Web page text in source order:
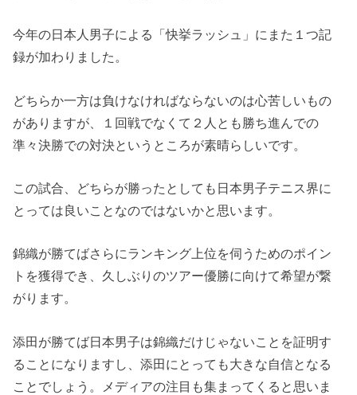
今年の日本人男子による「快挙ラッシュ」にまた１つ記
録が加わりました。
どちらか一方は負けなければならないのは心苦しいもの
がありますが、１回戦でなくて２人とも勝ち進んでの
準々決勝での対決というところが素晴らしいです。
この試合、どちらが勝ったとしても日本男子テニス界に
とっては良いことなのではないかと思います。
錦織が勝てばさらにランキング上位を伺うためのポイン
トを獲得でき、久しぶりのツアー優勝に向けて希望が繋
がります。
添田が勝てば日本男子は錦織だけじゃないことを証明す
ることになりますし、添田にとっても大きな自信となる
ことでしょう。メディアの注目も集まってくると思いま